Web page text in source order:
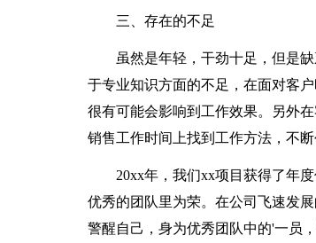
三、存在的不足
虽然是年轻，干劲十足，但是
于专业知识方面的不足，在面对客
很有可能会影响到工作效果。另外
销售工作时间上找到工作方法，不
20xx年，我们xx项目获得了年
优秀的团队里为荣。在公司飞速发
警醒自己，身为优秀团队中的'一员